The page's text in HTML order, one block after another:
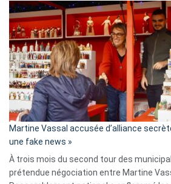
Martine Vassal accusée d’alliance
une fake news »
À trois mois du second tour des
prétendue négociation entre Martine